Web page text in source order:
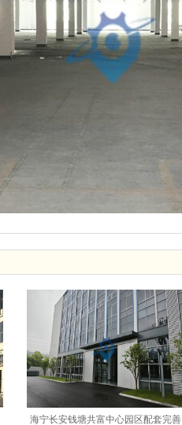
海宁长安钱塘共富中心园区配套完善